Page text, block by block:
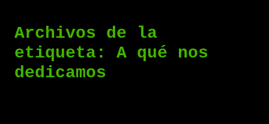
Archivos de la
etiqueta: A qué nos
dedicamos